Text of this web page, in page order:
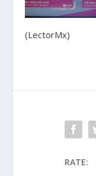
(LectorMx)
RATE: